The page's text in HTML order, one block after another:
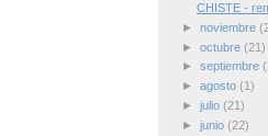
CHISTE -
► noviembre
► octubre (21)
► septiembre
► agosto (1)
► julio (21)
► junio (22)